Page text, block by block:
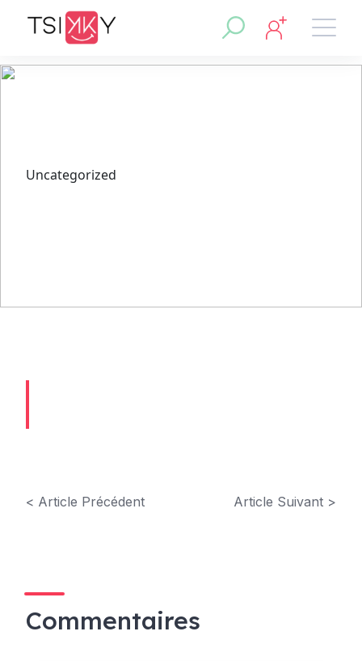
Uncategorized
< Article Précédent Article Suivant >
Commentaires